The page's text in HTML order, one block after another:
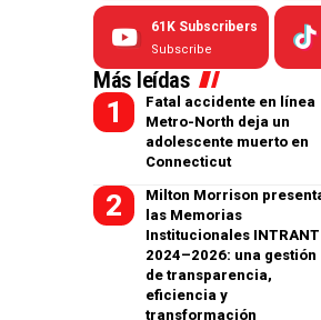
61K Subscribers
Subscribe
Más leídas
Fatal accidente en línea
Metro-North deja un
adolescente muerto en
Connecticut
Milton Morrison
las Memorias
Institucionales INTRANT
2024–2026: una gestión
de transparencia,
eficiencia y
transformación